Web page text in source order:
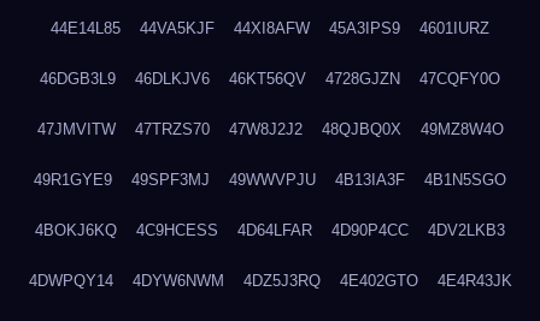
44E14L85 44VA5KJF 44XI8AFW 45A3IPS9 4601IURZ
46DGB3L9 46DLKJV6 46KT56QV 4728GJZN 47CQFY0O
47JMVITW 47TRZS70 47W8J2J2 48QJBQ0X 49MZ8W4O
49R1GYE9 49SPF3MJ 49WWVPJU 4B13IA3F 4B1N5SGO
4BOKJ6KQ 4C9HCESS 4D64LFAR 4D90P4CC 4DV2LKB3
4DWPQY14 4DYW6NWM 4DZ5J3RQ 4E402GTO 4E4R43JK